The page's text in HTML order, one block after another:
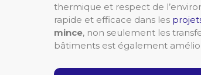
thermique et respect de
rapide et efficace dans les
mince, non seulement les
bâtiments est également